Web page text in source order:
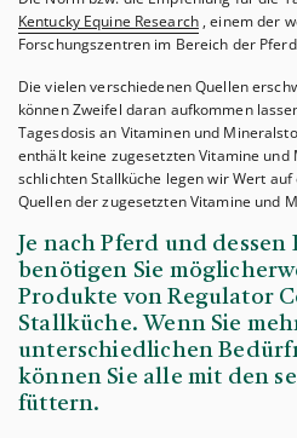
Kentucky Equine Research , einem der
Forschungszentren im Bereich der
Die vielen verschiedenen Quellen
können Zweifel daran aufkommen
Tagesdosis an Vitaminen und
enthält keine zugesetzten Vitamine
schlichten Stallküche legen wir Wert
Quellen der zugesetzten Vitamine und
Je nach Pferd und
benötigen Sie
Produkte von Regulator
Stallküche. Wenn Sie
unterschiedlichen
können Sie alle mit den
füttern.